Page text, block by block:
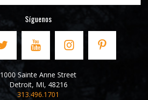
Síguenos
1000 Sainte Anne Street
Detroit, MI, 48216
313.496.1701